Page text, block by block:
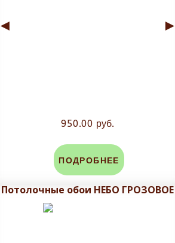
◄ ►
950.00 руб.
ПОДРОБНЕЕ
Потолочные обои НЕБО ГРОЗОВОЕ